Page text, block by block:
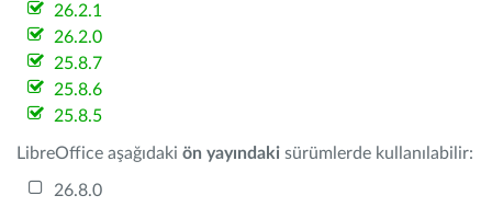
26.2.1
26.2.0
25.8.7
25.8.6
25.8.5
LibreOffice aşağıdaki ön yayındaki sürümlerde kullanılabilir:
26.8.0